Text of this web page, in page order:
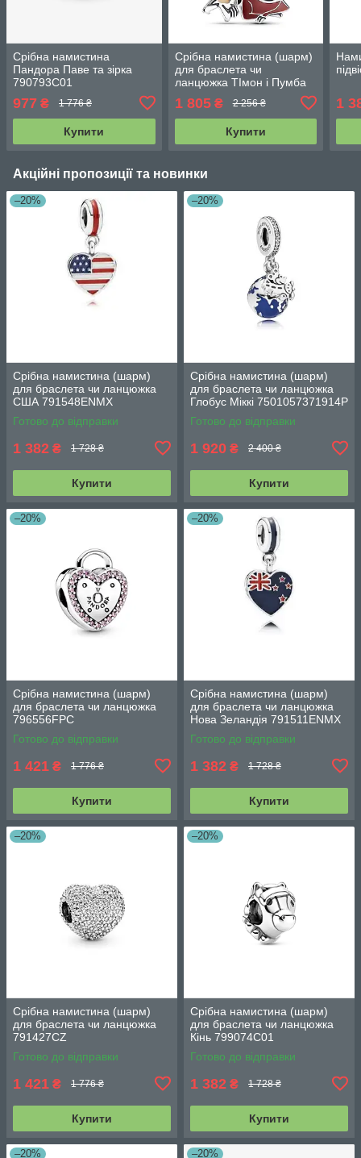
Срібна намистина
Пандора Паве та зірка
790793C01
977 ₴ 1 776 ₴
Купити
Срібна намистина (шарм)
для браслета чи
ланцюжка ТІмон і Пумба
1 805₴ 2 256 ₴
Купити
1
Акційні пропозиції та новинки
–20%
Срібна намистина (шарм)
для браслета чи ланцюжка
США 791548ENMX
Готово до відправки
1 382 ₴ 1 728 ₴
Купити
–20%
Срібна намистина (шарм)
для браслета чи ланцюжка
Глобус Міккі 7501057371914P
Готово до відправки
1 920 ₴ 2 400 ₴
Купити
–20%
Срібна намистина (шарм)
для браслета чи ланцюжка
796556FPC
Готово до відправки
1 421 ₴ 1 776 ₴
Купити
–20%
Срібна намистина (шарм)
для браслета чи ланцюжка
Нова Зеландія 791511ENMX
Готово до відправки
1 382 ₴ 1 728 ₴
Купити
–20%
Срібна намистина (шарм)
для браслета чи ланцюжка
791427CZ
Готово до відправки
1 421 ₴ 1 776 ₴
Купити
–20%
Срібна намистина (шарм)
для браслета чи ланцюжка
Кінь 799074C01
Готово до відправки
1 382 ₴ 1 728 ₴
Купити
–20% –20%